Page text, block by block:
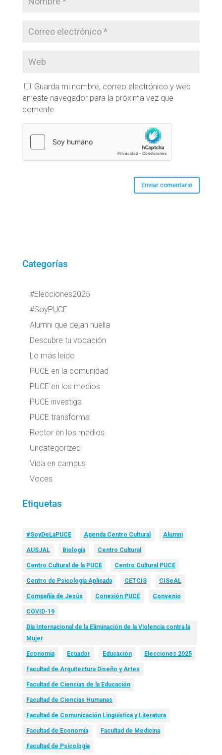
Guarda mi nombre, correo electrónico y web
en este navegador para la próxima vez que
comente.
Categorías
#Elecciones2025
#SoyPUCE
Alumni que dejan huella
Descubre tu vocación
Lo más leído
PUCE en la comunidad
PUCE en los medios
PUCE investiga
PUCE transforma
Rector en los medios
Uncategorized
Vida en campus
Voces
Etiquetas
#SoyDeLaPUCE Agenda Centro Cultural Alumni
AUSJAL Biología Centro Cultural
Centro Cultural de la PUCE Centro Cultural PUCE
Centro de Psicología Aplicada CETCIS CISeAL
Compañía de Jesús Conexión PUCE Convenio
COVID-19
Día Internacional de la Eliminación de la Violencia contra la
Mujer
Economía Ecuador Educación Elecciones 2025
Facultad de Arquitectura Diseño y Artes
Facultad de Ciencias de la Educación
Facultad de Ciencias Humanas
Facultad de Comunicación Lingüística y Literatura
Facultad de Economía Facultad de Medicina
Facultad de Psicología